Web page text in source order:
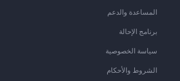
المساعدة والدعم
برنامج الإحالة
سياسة الخصوصية
الشروط والأحكام